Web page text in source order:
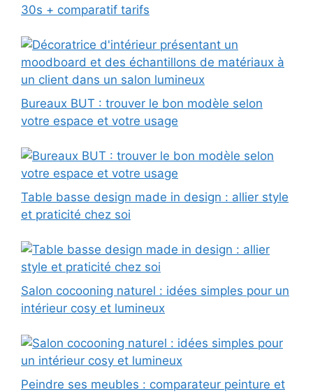
30s + comparatif tarifs
Bureaux BUT : trouver le bon modèle selon
votre espace et votre usage
Table basse design made in design : allier style
et praticité chez soi
Salon cocooning naturel : idées simples pour un
intérieur cosy et lumineux
Peindre ses meubles : comparateur peinture et